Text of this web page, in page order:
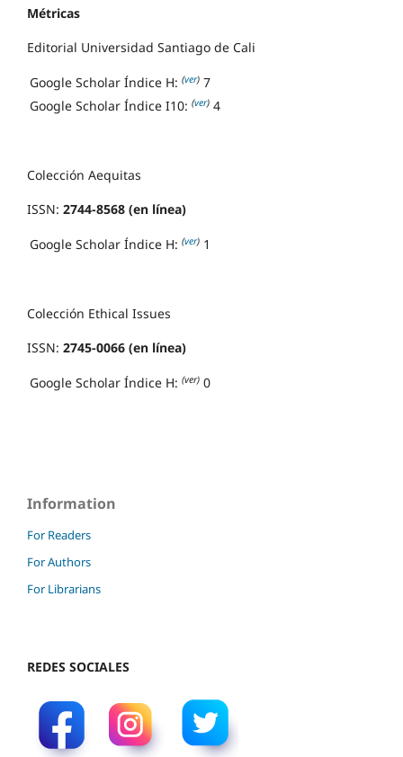
Métricas
Editorial Universidad Santiago de Cali
Google Scholar Índice H: (ver) 7
Google Scholar Índice I10: (ver) 4
Colección Aequitas
ISSN: 2744-8568 (en línea)
Google Scholar Índice H: (ver) 1
Colección Ethical Issues
ISSN: 2745-0066 (en línea)
Google Scholar Índice H: (ver) 0
Information
For Readers
For Authors
For Librarians
REDES SOCIALES